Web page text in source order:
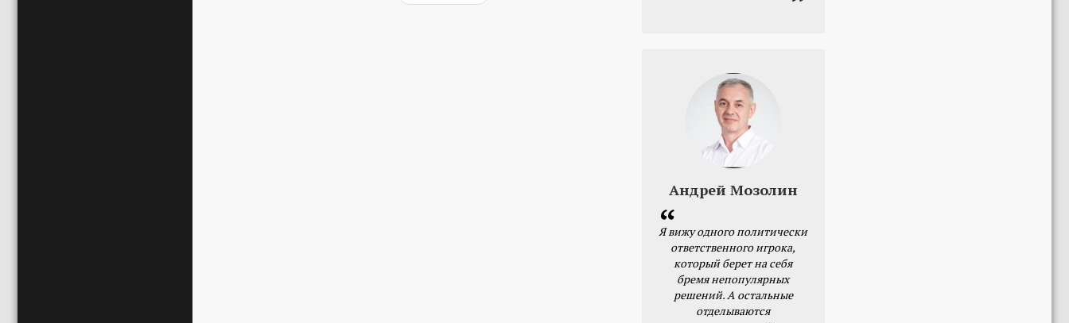
Андрей Мозолин
Я вижу одного политически
ответственного игрока,
который берет на себя
бремя непопулярных
решений. А остальные
отделываются